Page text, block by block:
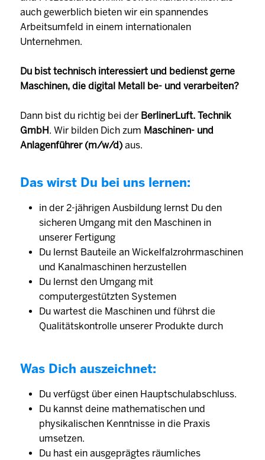
auch gewerblich bieten wir ein spannendes
Arbeitsumfeld in einem internationalen
Unternehmen.
Du bist technisch interessiert und bedienst gerne
Maschinen, die digital Metall be- und verarbeiten?
Dann bist du richtig bei der BerlinerLuft. Technik
GmbH. Wir bilden Dich zum Maschinen- und
Anlagenführer (m/w/d) aus.
Das wirst Du bei uns lernen:
in der 2-jährigen Ausbildung lernst Du den
sicheren Umgang mit den Maschinen in
unserer Fertigung
Du lernst Bauteile an Wickelfalzrohrmaschinen
und Kanalmaschinen herzustellen
Du lernst den Umgang mit
computergestützten Systemen
Du wartest die Maschinen und führst die
Qualitätskontrolle unserer Produkte durch
Was Dich auszeichnet:
Du verfügst über einen Hauptschulabschluss.
Du kannst deine mathematischen und
physikalischen Kenntnisse in die Praxis
umsetzen.
Du hast ein ausgeprägtes räumliches